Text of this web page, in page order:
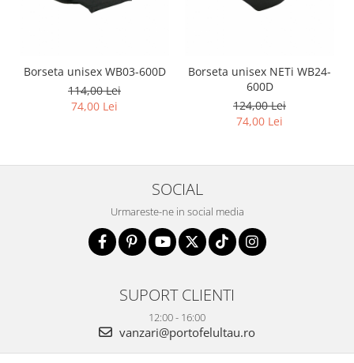
Borseta unisex WB03-600D
114,00 Lei
74,00 Lei
Borseta unisex NETi WB24-
600D
124,00 Lei
74,00 Lei
SOCIAL
Urmareste-ne in social media
SUPORT CLIENTI
12:00 - 16:00
vanzari@portofelultau.ro